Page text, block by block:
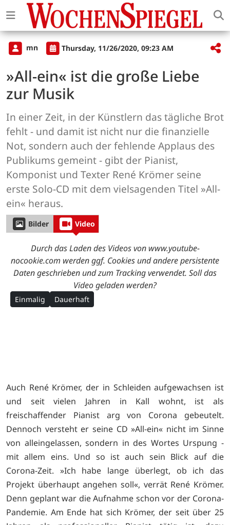
mn Thursday, 11/26/2020, 09:23 AM
»All-ein« ist die große Liebe
zur Musik
In einer Zeit, in der Künstlern das tägliche Brot
fehlt - und damit ist nicht nur die finanzielle
Not, sondern auch der fehlende Applaus des
Publikums gemeint - gibt der Pianist,
Komponist und Texter René Krömer seine
erste Solo-CD mit dem vielsagenden Titel »All-
ein« heraus.
Bilder Video
Durch das Laden des Videos von www.youtube-
nocookie.com werden ggf. Cookies und andere persistente
Daten geschrieben und zum Tracking verwendet. Soll das
Video geladen werden?
Einmalig Dauerhaft
Auch René Krömer, der in Schleiden aufgewachsen ist
und seit vielen Jahren in Kall wohnt, ist als
freischaffender Pianist arg von Corona gebeutelt.
Dennoch versteht er seine CD »All-ein« nicht im Sinne
von alleingelassen, sondern in des Wortes Urspung -
mit allem eins. Und so ist auch sein Blick auf die
Corona-Zeit. »Ich habe lange überlegt, ob ich das
Projekt überhaupt angehen soll«, verrät René Krömer.
Denn geplant war die Aufnahme schon vor der Corona-
Pandemie. Am Ende hat sich Krömer, der seit über 25